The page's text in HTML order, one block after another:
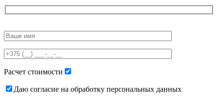
leave
field
empty.
Расчет стоимости
Даю согласие на обработку персональных данных